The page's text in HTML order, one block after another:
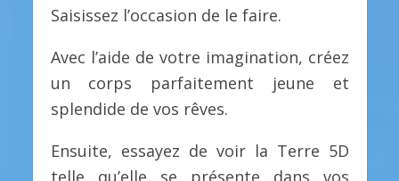
Saisissez l’occasion de le faire.
Avec l’aide de votre imagination, créez
un corps parfaitement jeune et
splendide de vos rêves.
Ensuite, essayez de voir la Terre 5D
telle qu’elle se présente dans vos